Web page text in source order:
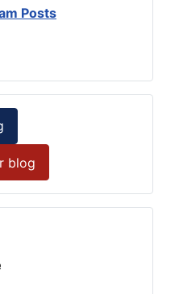
Posts
blog